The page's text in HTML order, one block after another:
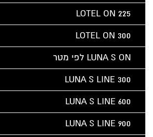
LOTEL ON 225
LOTEL ON 300
LUNA S ON לפי מטר
LUNA S LINE 300
LUNA S LINE 600
LUNA S LINE 900